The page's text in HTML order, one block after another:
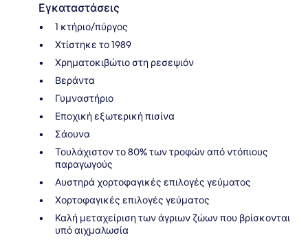
Εγκαταστάσεις
1 κτήριο/πύργος
Χτίστηκε το 1989
Χρηματοκιβώτιο στη ρεσεψιόν
Βεράντα
Γυμναστήριο
Εποχική εξωτερική πισίνα
Σάουνα
Τουλάχιστον το 80% των τροφών από ντόπιους
παραγωγούς
Αυστηρά χορτοφαγικές επιλογές γεύματος
Χορτοφαγικές επιλογές γεύματος
Καλή μεταχείριση των άγριων ζώων που βρίσκονται
υπό αιχμαλωσία